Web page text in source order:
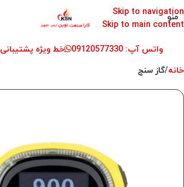
Skip to navigation
Skip to main content
منو
واتس آپ: 09120577330
خط ویژه پشتیبانی 66722222-021
خانه گاز سنج